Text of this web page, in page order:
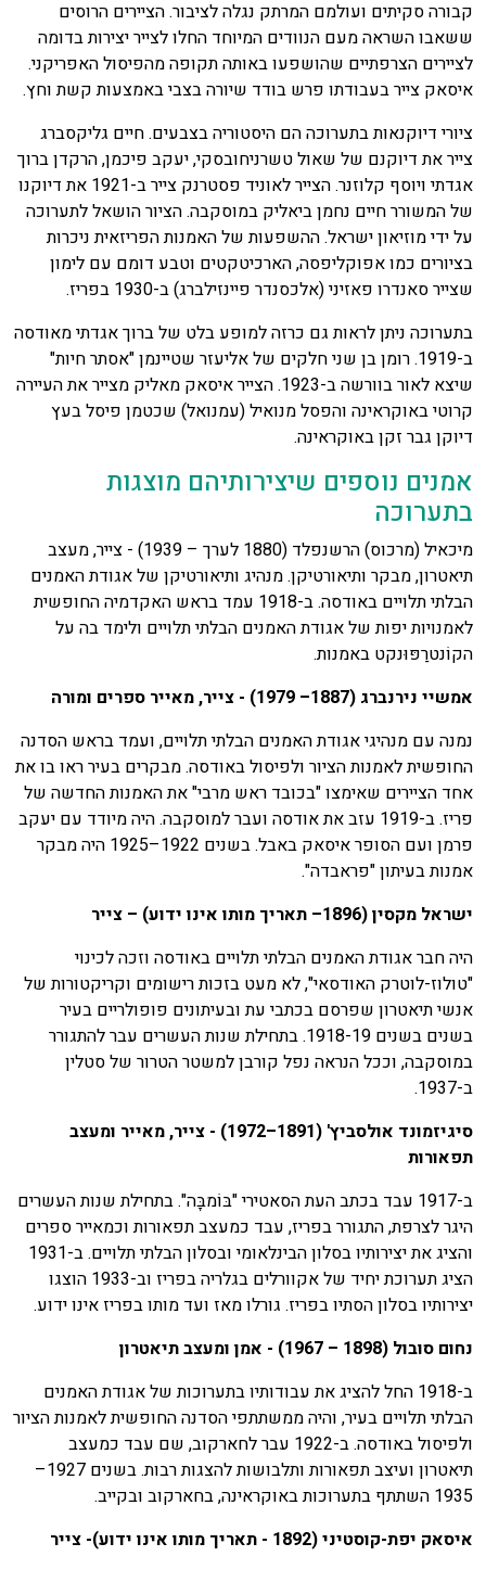
קבורה סקיתים ועולמם המרתק נגלה לציבור. הציירים הרוסים
ששאבו השראה מעם הנוודים המיוחד החלו לצייר יצירות בדומה
לציירים הצרפתיים שהושפעו באותה תקופה מהפיסול האפריקני.
איסאק צייר בעבודתו פרש בודד שיורה בצבי באמצעות קשת וחץ.
ציורי דיוקנאות בתערוכה הם היסטוריה בצבעים. חיים גליקסברג
צייר את דיוקנם של שאול טשרניחובסקי, יעקב פיכמן, הרקדן ברוך
אגדתי ויוסף קלוזנר. הצייר לאוניד פסטרנק צייר ב-1921 את דיוקנו
של המשורר חיים נחמן ביאליק במוסקבה. הציור הושאל לתערוכה
על ידי מוזיאון ישראל. ההשפעות של האמנות הפריזאית ניכרות
בציורים כמו אפוקליפסה, הארכיטקטים וטבע דומם עם לימון
שצייר סאנדרו פאזיני (אלכסנדר פיינזילברג) ב-1930 בפריז.
בתערוכה ניתן לראות גם כרזה למופע בלט של ברוך אגדתי מאודסה
ב-1919. רומן בן שני חלקים של אליעזר שטיינמן "אסתר חיות"
שיצא לאור בוורשה ב-1923. הצייר איסאק מאליק מצייר את העיירה
קרוטי באוקראינה והפסל מנואיל (עמנואל) שכטמן פיסל בעץ
דיוקן גבר זקן באוקראינה.
אמנים נוספים שיצירותיהם מוצגות
בתערוכה
מיכאיל (מרכוס) הרשנפלד (1880 לערך – 1939) - צייר, מעצב
תיאטרון, מבקר ותיאורטיקן. מנהיג ותיאורטיקן של אגודת האמנים
הבלתי תלויים באודסה. ב-1918 עמד בראש האקדמיה החופשית
לאמנויות יפות של אגודת האמנים הבלתי תלויים ולימד בה על
הקוֹנטרַפּוּנקט באמנות.
אמשיי נירנברג (1887– 1979) - צייר, מאייר ספרים ומורה
נמנה עם מנהיגי אגודת האמנים הבלתי תלויים, ועמד בראש הסדנה
החופשית לאמנות הציור ולפיסול באודסה. מבקרים בעיר ראו בו את
אחד הציירים שאימצו "בכובד ראש מרבי" את האמנות החדשה של
פריז. ב-1919 עזב את אודסה ועבר למוסקבה. היה מיודד עם יעקב
פרמן ועם הסופר איסאק באבל. בשנים 1922–1925 היה מבקר
אמנות בעיתון "פראבדה".
ישראל מקסין (1896– תאריך מותו אינו ידוע) – צייר
היה חבר אגודת האמנים הבלתי תלויים באודסה וזכה לכינוי
"טולוז-לוטרק האודסאי", לא מעט בזכות רישומים וקריקטורות של
אנשי תיאטרון שפרסם בכתבי עת ובעיתונים פופולריים בעיר
בשנים בשנים 1918-19. בתחילת שנות העשרים עבר להתגורר
במוסקבה, וככל הנראה נפל קורבן למשטר הטרור של סטלין
ב-1937.
סיגיזמונד אולסביץ' (1891–1972) - צייר, מאייר ומעצב
תפאורות
ב-1917 עבד בכתב העת הסאטירי "בּוֹמבָּה". בתחילת שנות העשרים
היגר לצרפת, התגורר בפריז, עבד כמעצב תפאורות וכמאייר ספרים
והציג את יצירותיו בסלון הבינלאומי ובסלון הבלתי תלויים. ב-1931
הציג תערוכת יחיד של אקוורלים בגלריה בפריז וב-1933 הוצגו
יצירותיו בסלון הסתיו בפריז. גורלו מאז ועד מותו בפריז אינו ידוע.
נחום סובול (1898 – 1967) - אמן ומעצב תיאטרון
ב-1918 החל להציג את עבודותיו בתערוכות של אגודת האמנים
הבלתי תלויים בעיר, והיה ממשתתפי הסדנה החופשית לאמנות הציור
ולפיסול באודסה. ב-1922 עבר לחארקוב, שם עבד כמעצב
תיאטרון ועיצב תפאורות ותלבושות להצגות רבות. בשנים 1927–
1935 השתתף בתערוכות באוקראינה, בחארקוב ובקייב.
איסאק יפת-קוסטיני (1892 - תאריך מותו אינו ידוע)- צייר